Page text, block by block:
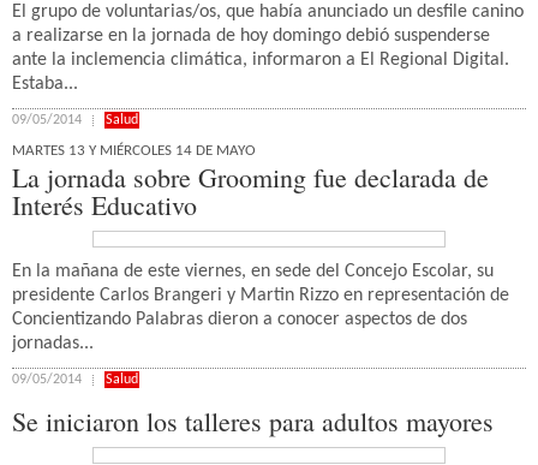
El grupo de voluntarias/os, que había anunciado un desfile canino
a realizarse en la jornada de hoy domingo debió suspenderse
ante la inclemencia climática, informaron a El Regional Digital.
Estaba...
09/05/2014 Salud
MARTES 13 Y MIÉRCOLES 14 DE MAYO
La jornada sobre Grooming fue declarada de
Interés Educativo
En la mañana de este viernes, en sede del Concejo Escolar, su
presidente Carlos Brangeri y Martin Rizzo en representación de
Concientizando Palabras dieron a conocer aspectos de dos
jornadas...
09/05/2014 Salud
Se iniciaron los talleres para adultos mayores